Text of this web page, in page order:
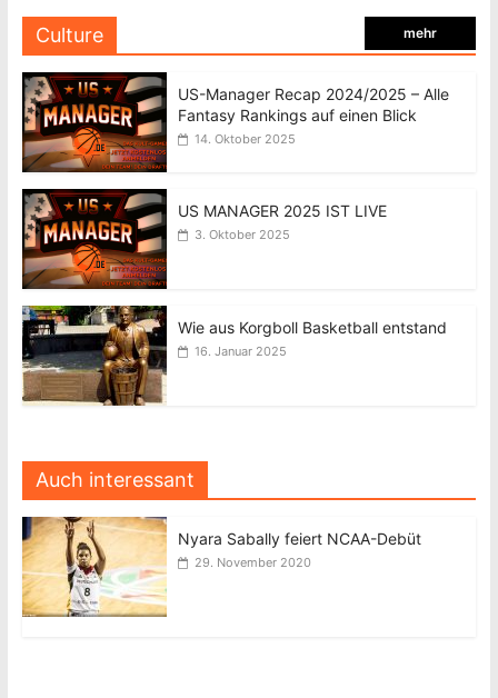
Culture mehr
US-Manager Recap 2024/2025 – Alle
Fantasy Rankings auf einen Blick
14. Oktober 2025
US MANAGER 2025 IST LIVE
3. Oktober 2025
Wie aus Korgboll Basketball entstand
16. Januar 2025
Auch interessant
Nyara Sabally feiert NCAA-Debüt
29. November 2020